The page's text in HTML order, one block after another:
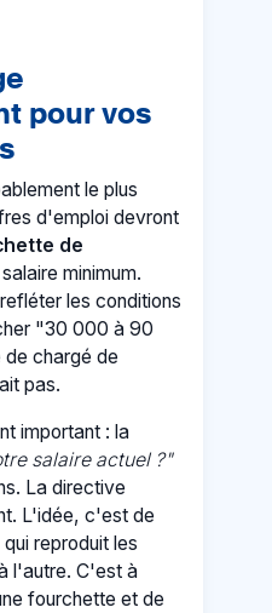
pour vos
le plus
d'emploi devront
de
minimum.
les conditions
"30 000 à 90
chargé de
pas.
important : la
salaire actuel ?"
La directive
L'idée, c'est de
reproduit les
l'autre. C'est à
fourchette et de